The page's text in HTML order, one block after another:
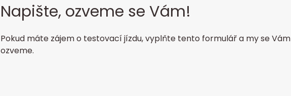
Napište, ozveme se Vám!
Pokud máte zájem o testovací jízdu, vyplňte tento formulář a my se Vám
ozveme.